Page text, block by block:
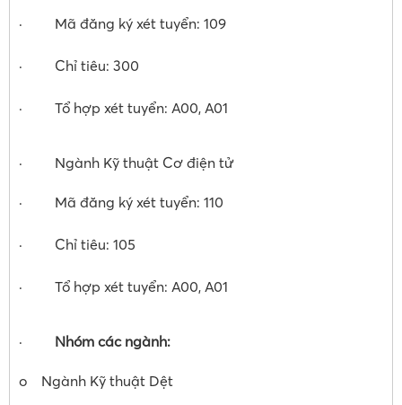
· Mã đăng ký xét tuyển: 109
· Chỉ tiêu: 300
· Tổ hợp xét tuyển: A00, A01
· Ngành Kỹ thuật Cơ điện tử
· Mã đăng ký xét tuyển: 110
· Chỉ tiêu: 105
· Tổ hợp xét tuyển: A00, A01
· Nhóm các ngành:
o Ngành Kỹ thuật Dệt